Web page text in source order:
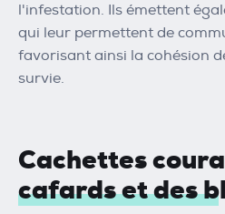
l'infestation. Ils émettent
qui leur permettent de
favorisant ainsi la cohésion
survie.
Cachettes
cafards et des